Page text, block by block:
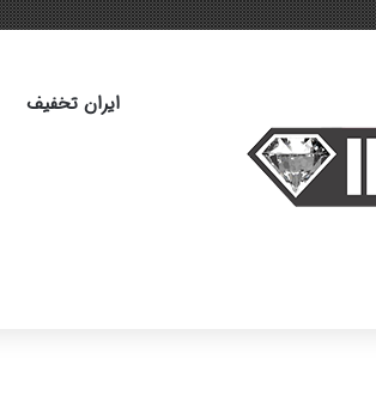
ایران تخفیف